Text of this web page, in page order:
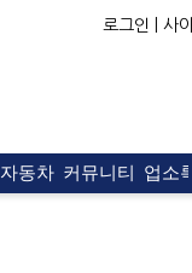
로그인 | 사
자동차 커뮤니티 업소록